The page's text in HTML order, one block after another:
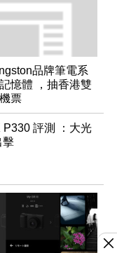
品牌筆電系
憶體 ，抽香港雙
票
P330 評測 ：大光
擊